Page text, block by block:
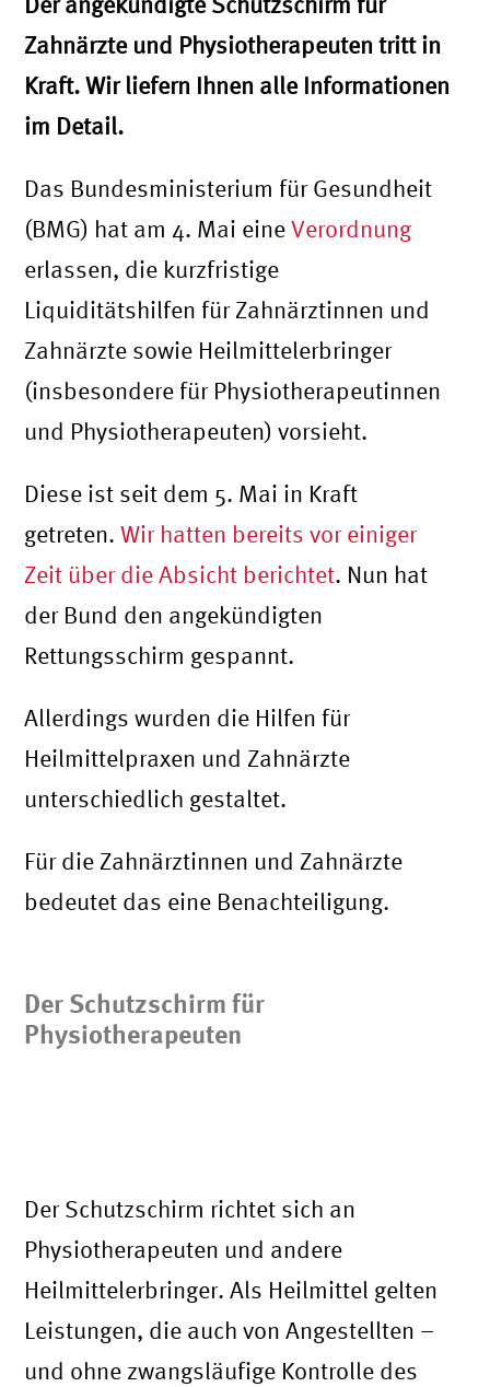
Zahnärzte und Physiotherapeuten tritt in
Kraft. Wir liefern Ihnen alle Informationen
im Detail.
Das Bundesministerium für Gesundheit
(BMG) hat am 4. Mai eineVerordnung
erlassen, die kurzfristige
Liquiditätshilfen für Zahnärztinnen und
Zahnärzte sowie Heilmittelerbringer
(insbesondere für Physiotherapeutinnen
und Physiotherapeuten) vorsieht.
Diese ist seit dem 5. Mai in Kraft
getreten.Wir hatten bereits vor einiger
Zeit über die Absicht berichtet. Nun hat
der Bund den angekündigten
Rettungsschirm gespannt.
Allerdings wurden die Hilfen für
Heilmittelpraxen und Zahnärzte
unterschiedlich gestaltet.
Für die Zahnärztinnen und Zahnärzte
bedeutet das eine Benachteiligung.
Der Schutzschirm für
Physiotherapeuten
Der Schutzschirm richtet sich an
Physiotherapeuten und andere
Heilmittelerbringer. Als Heilmittel gelten
Leistungen, die auch von Angestellten –
und ohne zwangsläufige Kontrolle des